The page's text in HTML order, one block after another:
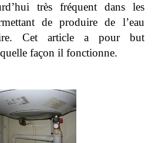
aux-Roses
Sèvres
la-Garenne
Plessis Robinson
la-Reine
Ville-d'Avray
très fréquent dans les
de produire de l’eau
Cet article a pour but
façon il fonctionne.